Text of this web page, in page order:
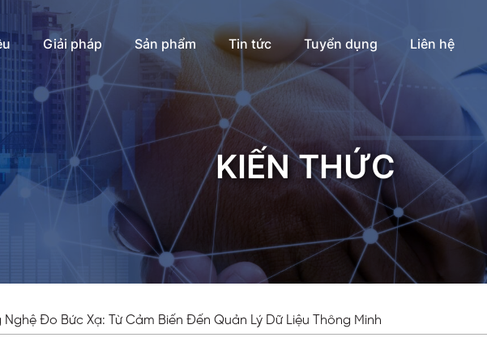
Giải pháp Sản phẩm Tin tức Tuyển dụng Liên hệ
KIẾN THỨC
Đo Bức Xạ: Từ Cảm Biến Đến Quản Lý Dữ Liệu Thông Minh